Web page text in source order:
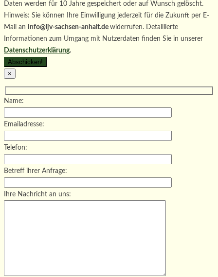
Daten werden für 10 Jahre gespeichert oder auf Wunsch gelöscht.
Hinweis: Sie können Ihre Einwilligung jederzeit für die Zukunft per E-
Mail an info@ljv-sachsen-anhalt.de widerrufen. Detaillierte
Informationen zum Umgang mit Nutzerdaten finden Sie in unserer
Datenschutzerklärung.
×
Name:
Emailadresse:
Telefon:
Betreff ihrer Anfrage:
Ihre Nachricht an uns: